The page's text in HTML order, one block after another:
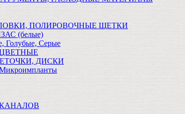
ПОЛИРОВОЧНЫЕ ЩЕТКИ
(белые)
Голубые, Серые
ЩЕТОЧКИ, ДИСКИ